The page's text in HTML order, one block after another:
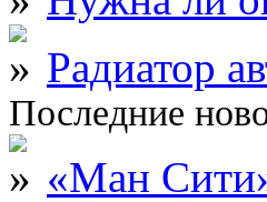
Радиатор
Последние
«Ман